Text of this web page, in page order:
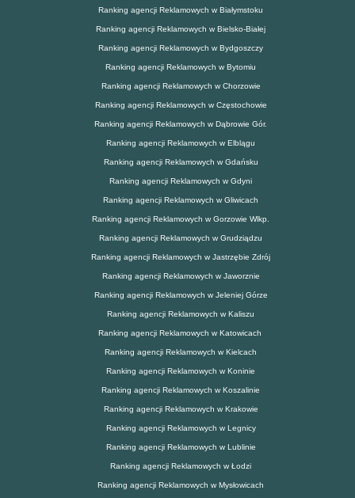
Ranking agencji Reklamowych w Białymstoku
Ranking agencji Reklamowych w Bielsko-Białej
Ranking agencji Reklamowych w Bydgoszczy
Ranking agencji Reklamowych w Bytomiu
Ranking agencji Reklamowych w Chorzowie
Ranking agencji Reklamowych w Częstochowie
Ranking agencji Reklamowych w Dąbrowie Gór.
Ranking agencji Reklamowych w Elblągu
Ranking agencji Reklamowych w Gdańsku
Ranking agencji Reklamowych w Gdyni
Ranking agencji Reklamowych w Gliwicach
Ranking agencji Reklamowych w Gorzowie Wlkp.
Ranking agencji Reklamowych w Grudziądzu
Ranking agencji Reklamowych w Jastrzębie Zdrój
Ranking agencji Reklamowych w Jaworznie
Ranking agencji Reklamowych w Jeleniej Górze
Ranking agencji Reklamowych w Kaliszu
Ranking agencji Reklamowych w Katowicach
Ranking agencji Reklamowych w Kielcach
Ranking agencji Reklamowych w Koninie
Ranking agencji Reklamowych w Koszalinie
Ranking agencji Reklamowych w Krakowie
Ranking agencji Reklamowych w Legnicy
Ranking agencji Reklamowych w Lublinie
Ranking agencji Reklamowych w Łodzi
Ranking agencji Reklamowych w Mysłowicach